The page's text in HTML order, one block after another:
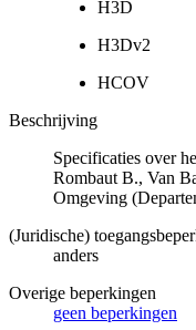
H3D
H3Dv2
HCOV
Beschrijving
Specificaties over
Rombaut B., Van
Omgeving
(Juridische)
anders
Overige beperkingen
geen beperkingen